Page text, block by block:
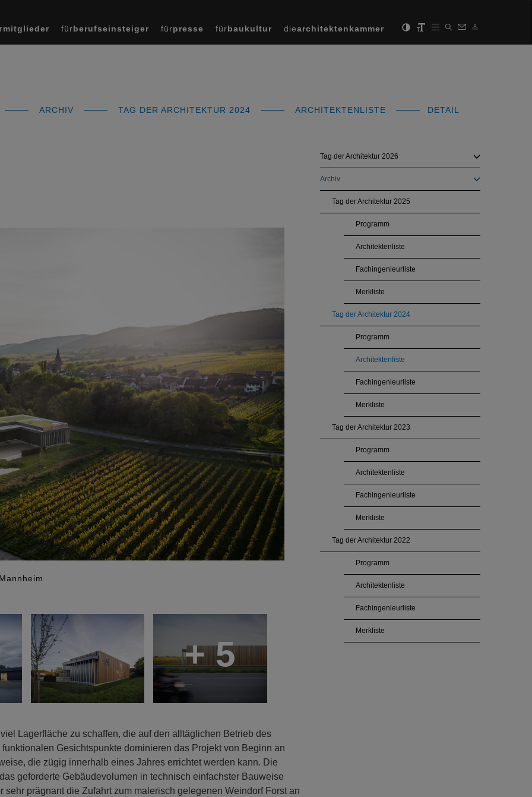
mitglieder fürberufseinsteiger fürpresse fürbaukultur diearchitektenkammer
ARCHIV TAG DER ARCHITEKTUR 2024 ARCHITEKTENLISTE DETAIL
+ 5
Lagerfläche zu schaffen, die auf den alltäglichen Betrieb des
Gesichtspunkte dominieren das Projekt von Beginn an
die zügig innerhalb eines Jahres errichtet werden kann. Die
geforderte Gebäudevolumen in technisch einfachster Bauweise
prägnant die Zufahrt zum malerisch gelegenen Weindorf Forst an
Tag der Architektur 2026
Archiv
Tag der Architektur 2025
Programm
Architektenliste
Fachingenieurliste
Merkliste
Tag der Architektur 2024
Programm
Architektenliste
Fachingenieurliste
Merkliste
Tag der Architektur 2023
Programm
Architektenliste
Fachingenieurliste
Merkliste
Tag der Architektur 2022
Programm
Architektenliste
Fachingenieurliste
Merkliste